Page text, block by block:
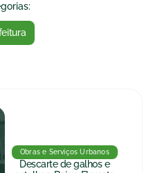
Obras e Serviços Urbanos
Descarte de galhos e